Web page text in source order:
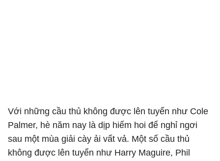
Với những cầu thủ không được lên tuyển như Cole
Palmer, hè năm nay là dịp hiếm hoi để nghỉ ngơi
sau một mùa giải cày ải vất vả. Một số cầu thủ
không được lên tuyển như Harry Maguire, Phil